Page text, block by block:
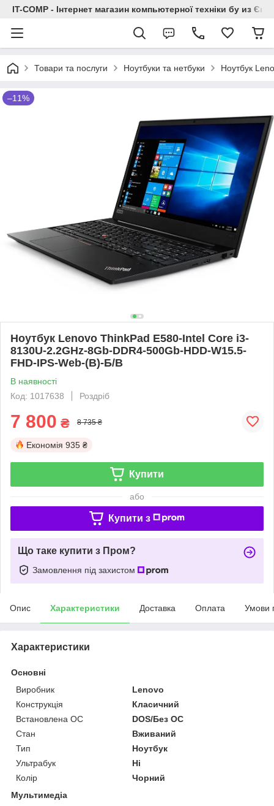
IT-COMP - Інтернет магазин компьютерної техніки бу из
Товари та послуги Ноутбуки та нетбуки Ноутбук
–11%
Ноутбук Lenovo ThinkPad E580-Intel Core i3-
8130U-2.2GHz-8Gb-DDR4-500Gb-HDD-W15.5-
FHD-IPS-Web-(B)-Б/B
В наявності
Код: 1017638
Роздріб
7 800 ₴ 8 735 ₴
Економія 935 ₴
Купити
або
Купити з
Що таке купити з Пром?
Замовлення під захистом
Опис Характеристики Доставка Оплата Умови
Характеристики
Основні
Виробник
Lenovo
Конструкція
Класичний
Встановлена ОС
DOS/Без ОС
Стан
Вживаний
Тип
Ноутбук
Ультрабук
Ні
Колір
Чорний
Мультимедіа